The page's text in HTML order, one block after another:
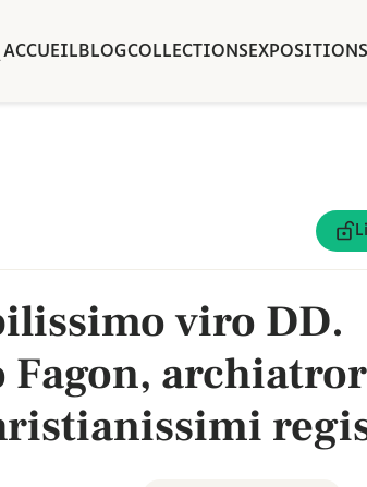
ACCUEIL BLOGCOLLECTIONSEXPOSITIONS
viro DD.